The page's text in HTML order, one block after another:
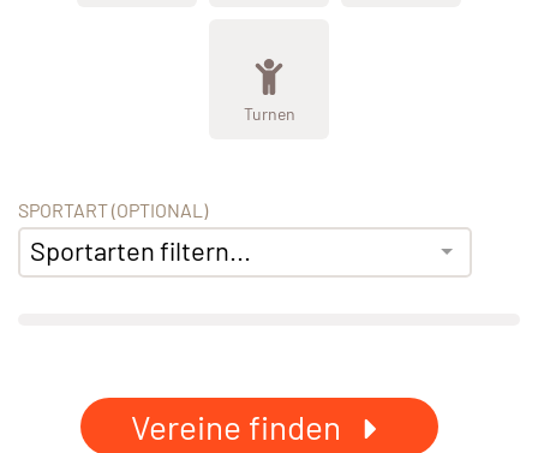
Turnen
SPORTART (OPTIONAL)
Sportarten filtern...
Vereine finden